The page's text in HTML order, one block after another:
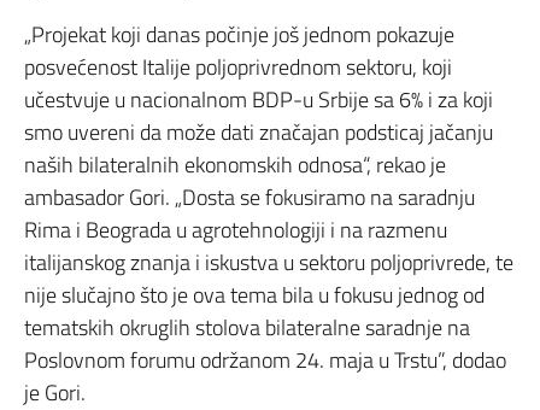
„Projekat koji danas počinje još jednom pokazuje
posvećenost Italije poljoprivrednom sektoru, koji
učestvuje u nacionalnom BDP-u Srbije sa 6% i za koji
smo uvereni da može dati značajan podsticaj jačanju
naših bilateralnih ekonomskih odnosa“, rekao je
ambasador Gori. „Dosta se fokusiramo na saradnju
Rima i Beograda u agrotehnologiji i na razmenu
italijanskog znanja i iskustva u sektoru poljoprivrede, te
nije slučajno što je ova tema bila u fokusu jednog od
tematskih okruglih stolova bilateralne saradnje na
Poslovnom forumu održanom 24. maja u Trstu”, dodao
je Gori.